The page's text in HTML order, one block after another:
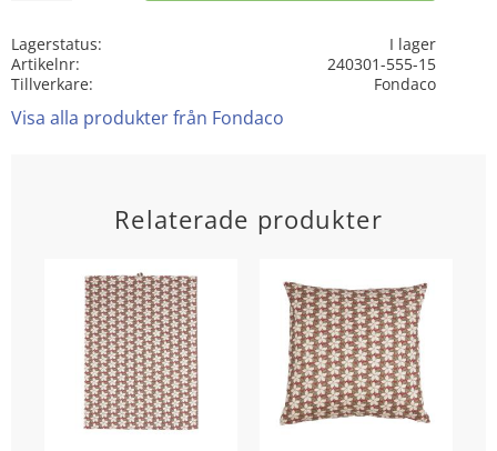
Lagerstatus
I lager
Artikelnr
240301-555-15
Tillverkare
Fondaco
Visa alla produkter från Fondaco
Relaterade produkter